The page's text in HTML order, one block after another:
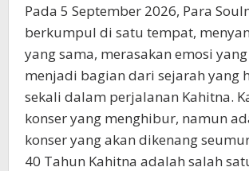
Pada 5 September 2026, Para
berkumpul di satu tempat,
yang sama, merasakan emosi
menjadi bagian dari sejarah yang
sekali dalam perjalanan Kahitna.
konser yang menghibur, namun
konser yang akan dikenang
40 Tahun Kahitna adalah salah